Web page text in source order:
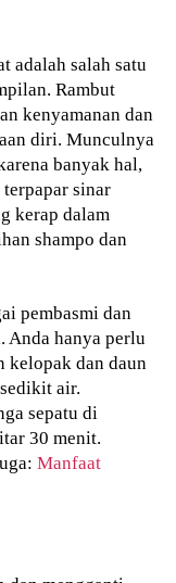
adalah salah satu
Rambut
kenyamanan dan
diri. Munculnya
banyak hal,
sinar
kerap dalam
shampo dan
pembasmi dan
Anda hanya perlu
kelopak dan daun
air.
sepatu di
30 menit.
Manfaat